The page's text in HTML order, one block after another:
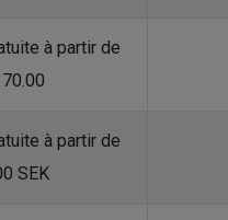
à partir de
à partir de
SEK